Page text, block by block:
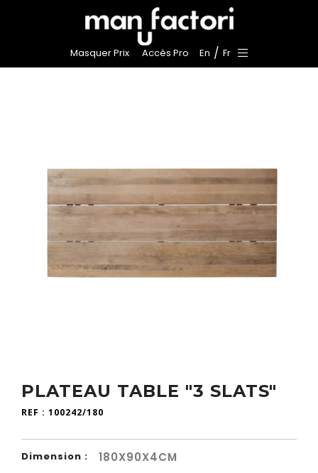
Masquer Prix Accès Pro En / Fr
PLATEAU TABLE "3 SLATS"
REF : 100242/180
Dimension : 180X90X4CM